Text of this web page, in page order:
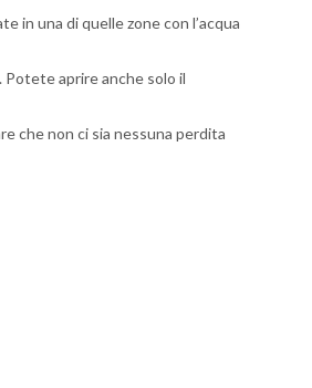
in una di quelle zone con l’acqua
aprire anche solo il
che non ci sia nessuna perdita